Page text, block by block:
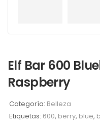
Elf Bar 600
Raspberry
Categoría: Belleza
Etiquetas: 600, berry, blue,